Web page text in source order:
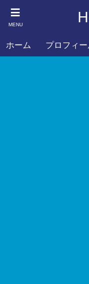
MENU
ホーム プロフィ